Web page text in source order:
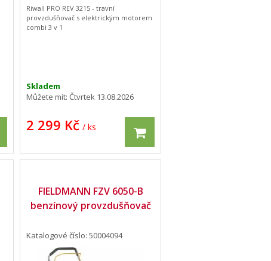
Skladem
Můžete mít: Čtvrtek 13.08.2026
2 299 Kč / ks
Riwall PRO REV 3215 - travní
provzdušňovač s elektrickým motorem
combi 3 v 1
FIELDMANN FZV 6050-B
benzínový provzdušňovač
Katalogové číslo: 50004094